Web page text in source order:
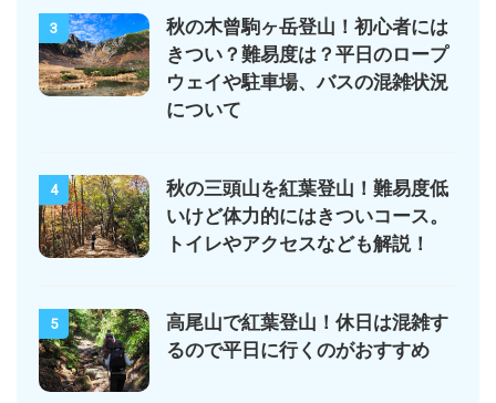
3
秋の木曾駒ヶ岳登山！初心者には
きつい？難易度は？平日のロープ
ウェイや駐車場、バスの混雑状況
について
4
秋の三頭山を紅葉登山！難易度低
いけど体力的にはきついコース。
トイレやアクセスなども解説！
5
高尾山で紅葉登山！休日は混雑す
るので平日に行くのがおすすめ